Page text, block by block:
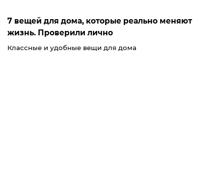
7 вещей для дома, которые реально меняют
жизнь. Проверили лично
Классные и удобные вещи для дома